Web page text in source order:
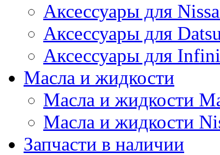
Аксессуары для
Аксессуары для
Аксессуары для
Масла и жидкости
Масла и жидкости
Масла и жидкости
Запчасти в наличии